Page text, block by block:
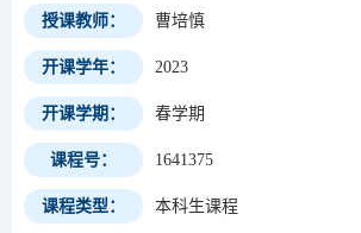
授课教师： 曹培慎
开课学年： 2023
开课学期： 春学期
课程号： 1641375
课程类型： 本科生课程